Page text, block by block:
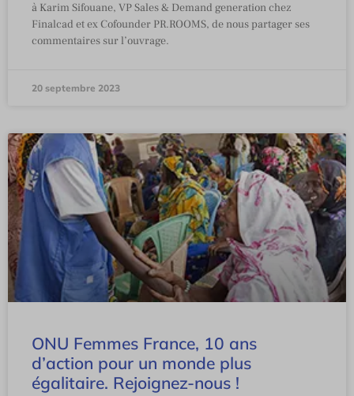
à Karim Sifouane, VP Sales & Demand generation chez
Finalcad et ex Cofounder PR.ROOMS, de nous partager ses
commentaires sur l’ouvrage.
20 septembre 2023
ONU Femmes France, 10 ans
d’action pour un monde plus
égalitaire. Rejoignez-nous !